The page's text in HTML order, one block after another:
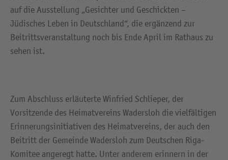
auf die Ausstellung „Gesichter und Geschickten –
Jüdisches Leben in Deutschland“, die ergänzend zur
Beitrittsveranstaltung noch bis Ende April im Rathaus zu
sehen ist.
Zum Abschluss erläuterte Winfried Schlieper, der
Vorsitzende des Heimatvereins Wadersloh die vielfältigen
Erinnerungsinitiativen des Heimatvereins, der auch den
Beitritt der Gemeinde Wadersloh zum Deutschen Riga-
Komitee angeregt hatte. Unter anderem erinnern in der